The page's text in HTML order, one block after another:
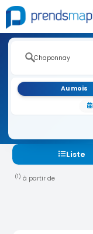
Au mois
Liste
(1) à partir de